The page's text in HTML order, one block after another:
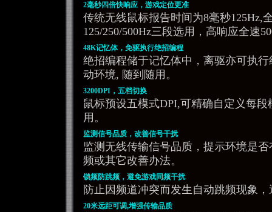
2毫秒四倍快响应，游戏定位更准
传统无线鼠标报告时间为8毫秒125Hz,
125/250/500Hz三段选用，高响应全速
48K记忆体，免驱执行绝招编程
绝招编程储于记忆体中，离驱亦可执
动环境, 随到随用。
3200DPI，五档切换
鼠标预设五模式DPI,可精确自定义每段
用。
监测信号品质，改善信号干扰
监测无线传输信号品质，提示环境是
频或其它改善办法。
锁频防跳频，避免游戏同频干扰
防止因频道冲突而发生自动跳频现象
20米远距可调,增强传输品质